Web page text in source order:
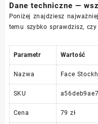
Dane techniczne —
Poniżej znajdziesz
temu szybko sprawdzisz,
Parametr Wartość
Nazwa Face
SKU
Cena 79 zł